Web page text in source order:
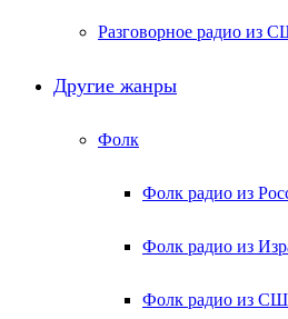
Разговорное радио из
Другие жанры
Фолк
Фолк радио из
Фолк радио из
Фолк радио из